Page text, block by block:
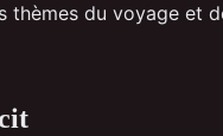
du voyage et